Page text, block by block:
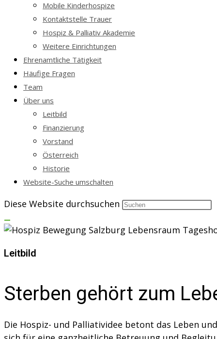
Mobile Kinderhospize
Kontaktstelle Trauer
Hospiz & Palliativ Akademie
Weitere Einrichtungen
Ehrenamtliche Tätigkeit
Häufige Fragen
Team
Über uns
Leitbild
Finanzierung
Vorstand
Österreich
Historie
Website-Suche umschalten
Diese Website durchsuchen
Leitbild
Sterben gehört zum
Die Hospiz- und Palliatividee betont das Leben